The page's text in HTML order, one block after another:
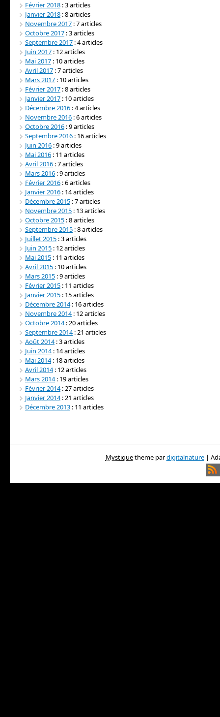
Février 2018 : 3 articles
Janvier 2018 : 8 articles
Novembre 2017 : 7 articles
Octobre 2017 : 3 articles
Septembre 2017 : 4 articles
Juin 2017 : 12 articles
Mai 2017 : 10 articles
Avril 2017 : 7 articles
Mars 2017 : 10 articles
Février 2017 : 8 articles
Janvier 2017 : 10 articles
Décembre 2016 : 4 articles
Novembre 2016 : 6 articles
Octobre 2016 : 9 articles
Septembre 2016 : 16 articles
Juin 2016 : 9 articles
Mai 2016 : 11 articles
Avril 2016 : 7 articles
Mars 2016 : 9 articles
Février 2016 : 6 articles
Janvier 2016 : 14 articles
Décembre 2015 : 7 articles
Novembre 2015 : 13 articles
Octobre 2015 : 8 articles
Septembre 2015 : 8 articles
Juillet 2015 : 3 articles
Juin 2015 : 12 articles
Mai 2015 : 11 articles
Avril 2015 : 10 articles
Mars 2015 : 9 articles
Février 2015 : 11 articles
Janvier 2015 : 15 articles
Décembre 2014: 16 articles
Novembre 2014: 12 articles
Octobre 2014: 20 articles
Septembre 2014: 21 articles
Août 2014: 3 articles
Juin 2014: 14 articles
Mai 2014: 18 articles
Avril 2014: 12 articles
Mars 2014: 19 articles
Février 2014: 27 articles
Janvier 2014: 21 articles
Décembre 2013 : 11 articles
Mystiquetheme pardigitalnature|